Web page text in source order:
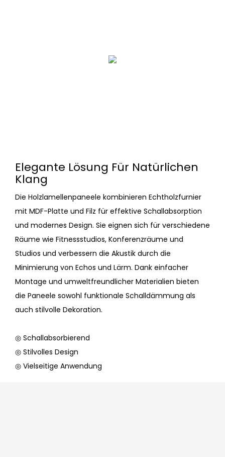
Elegante Lösung Für Natürlichen
Klang
Die Holzlamellenpaneele kombinieren Echtholzfurnier
mit MDF-Platte und Filz für effektive Schallabsorption
und modernes Design. Sie eignen sich für verschiedene
Räume wie Fitnessstudios, Konferenzräume und
Studios und verbessern die Akustik durch die
Minimierung von Echos und Lärm. Dank einfacher
Montage und umweltfreundlicher Materialien bieten
die Paneele sowohl funktionale Schalldämmung als
auch stilvolle Dekoration.
◎ Schallabsorbierend
◎ Stilvolles Design
◎ Vielseitige Anwendung